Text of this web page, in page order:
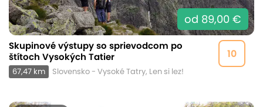
od 89,00 €
10
Skupinové výstupy so sprievodcom po
štítoch Vysokých Tatier
67,47 km Slovensko - Vysoké Tatry, Len si lez!